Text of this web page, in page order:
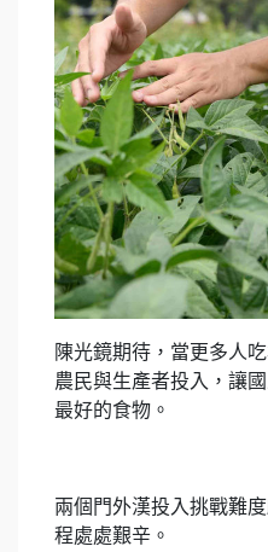
陳光鏡期待，當更多人
農民與生產者投入，讓
最好的食物。
兩個門外漢投入挑戰難
程處處艱辛。